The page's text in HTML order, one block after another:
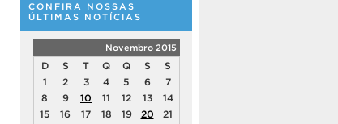
CONFIRA NOSSAS
ÚLTIMAS NOTÍCIAS
Novembro 2015
D S T Q Q S
S
1
2 3 4 5 6
7
8
9 10 11 12 13
14
15
16 17 18 19 20
21